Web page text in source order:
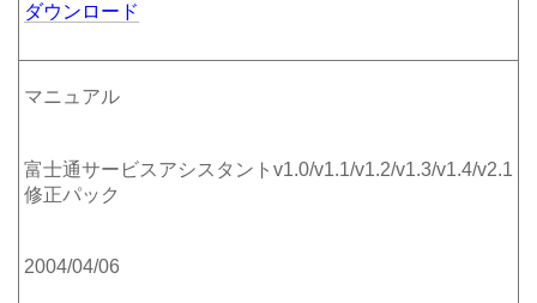
ダウンロード
マニュアル
富士通サービスアシスタントv1.0/v1.1/v1.2/v1.3/v1.4/v2.1
修正パック
2004/04/06